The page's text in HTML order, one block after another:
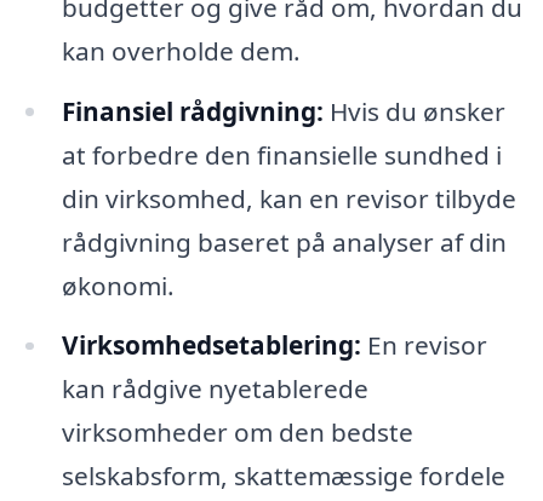
budgetter og give råd om, hvordan du
kan overholde dem.
Finansiel rådgivning: Hvis du ønsker
at forbedre den finansielle sundhed i
din virksomhed, kan en revisor tilbyde
rådgivning baseret på analyser af din
økonomi.
Virksomhedsetablering: En revisor
kan rådgive nyetablerede
virksomheder om den bedste
selskabsform, skattemæssige fordele